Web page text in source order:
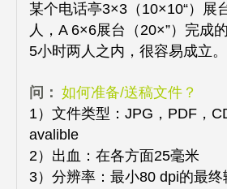
某个电话亭3×3（10×10“）展
人，A 6×6展台（20×”）完成的
5小时两人之内，很容易成立。
问： 如何准备/送稿文件？
1）文件类型：JPG，PDF，
avalible
2）出血：在各方面25毫米
3）分辨率：最小80 dpi的最